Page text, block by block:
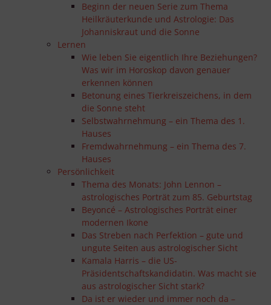
Beginn der neuen Serie zum Thema
Heilkräuterkunde und Astrologie: Das
Johanniskraut und die Sonne
Lernen
Wie leben Sie eigentlich Ihre Beziehungen?
Was wir im Horoskop davon genauer
erkennen können
Betonung eines Tierkreiszeichens, in dem
die Sonne steht
Selbstwahrnehmung – ein Thema des 1.
Hauses
Fremdwahrnehmung – ein Thema des 7.
Hauses
Persönlichkeit
Thema des Monats: John Lennon –
astrologisches Porträt zum 85. Geburtstag
Beyoncé – Astrologisches Porträt einer
modernen Ikone
Das Streben nach Perfektion – gute und
ungute Seiten aus astrologischer Sicht
Kamala Harris – die US-
Präsidentschaftskandidatin. Was macht sie
aus astrologischer Sicht stark?
Da ist er wieder und immer noch da –